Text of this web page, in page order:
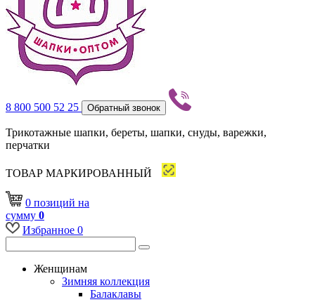
8 800 500 52 25 Обратный звонок
Трикотажные шапки, береты, шапки, снуды, варежки,
перчатки
ТОВАР МАРКИРОВАННЫЙ
0 позиций на
сумму 0
Избранное 0
Женщинам
Зимняя коллекция
Балаклавы